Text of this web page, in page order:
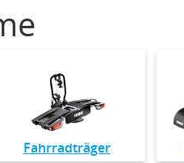
Fahrradträger